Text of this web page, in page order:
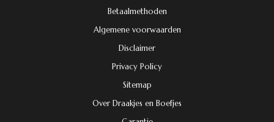
Betaalmethoden
Algemene voorwaarden
Disclaimer
Privacy Policy
Sitemap
Over Draakjes en Boefjes